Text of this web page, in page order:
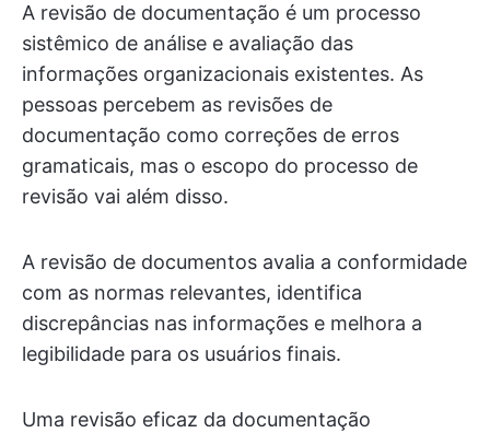
A revisão de documentação é um processo
sistêmico de análise e avaliação das
informações organizacionais existentes. As
pessoas percebem as revisões de
documentação como correções de erros
gramaticais, mas o escopo do processo de
revisão vai além disso.
A revisão de documentos avalia a conformidade
com as normas relevantes, identifica
discrepâncias nas informações e melhora a
legibilidade para os usuários finais.
Uma revisão eficaz da documentação